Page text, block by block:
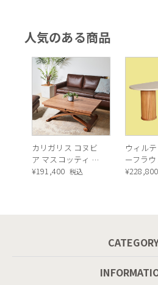
人気のある商品
カリガリス コヌビ
ア マスコッティ 伸
長・昇降式テーブ
¥191,400 税込
ウィル
ーフラ
ィエラ塗
¥228,800